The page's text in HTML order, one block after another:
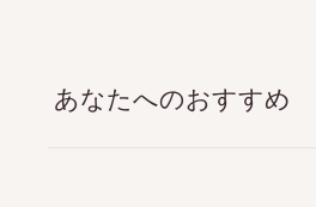
あなたへのおすすめ